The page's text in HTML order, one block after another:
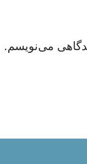
می‌نویسم.